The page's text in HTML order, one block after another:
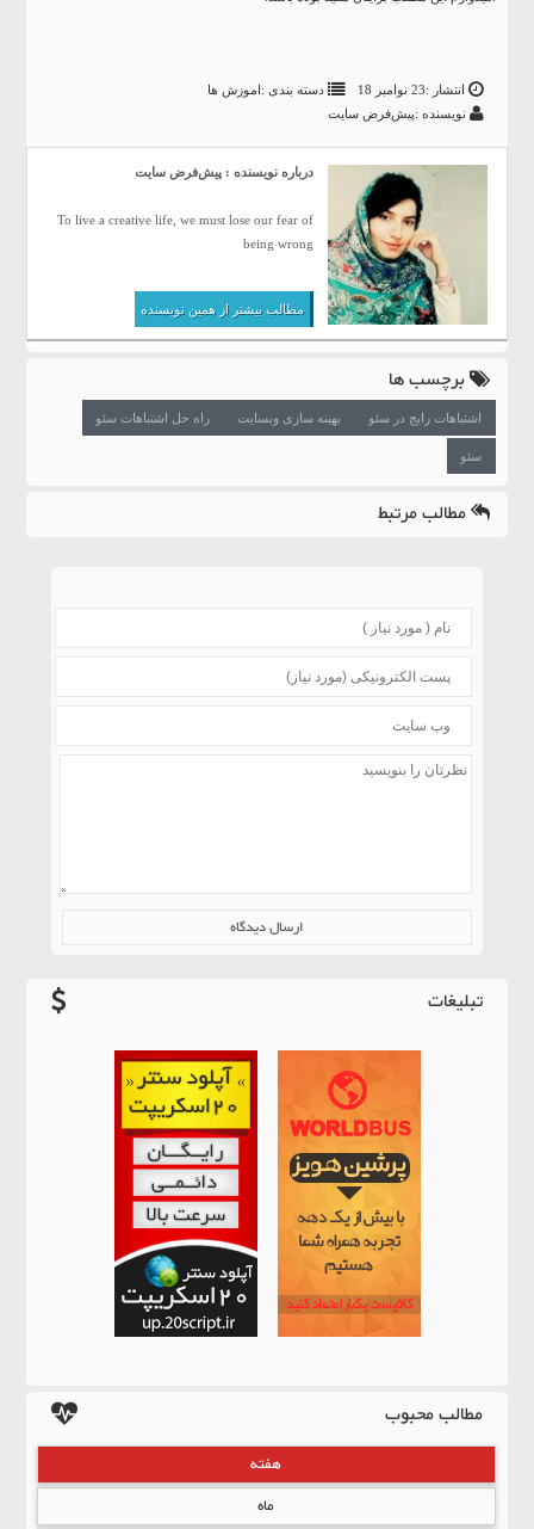
انتشار :23 نوامبر 18 دسته بندی :اموزش ها
نویسنده :پیش‌فرض سایت
درباره نویسنده : پیش‌فرض سایت
To live a creative life, we must lose our fear of
being wrong
مطالب بیشتر از همین نویسنده
برچسب ها
اشتباهات رایج در سئو بهینه سازی وبسایت راه حل اشتباهات سئو
سئو
مطالب مرتبط
تبلیغات
مطالب محبوب
هفته
ماه